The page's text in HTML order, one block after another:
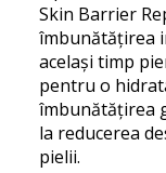
Skin Barrier
îmbunătățirea
același timp
pentru o
îmbunătățirea
la reducerea
pielii.